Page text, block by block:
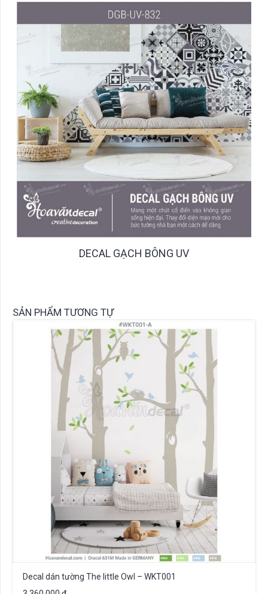
DECAL GẠCH BÔNG UV
SẢN PHẨM TƯƠNG TỰ
Decal dán tường The little Owl – WKT001